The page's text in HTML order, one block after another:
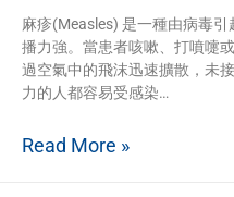
麻疹(Measles) 是一種由病毒
播力強。當患者咳嗽、打噴嚏
過空氣中的飛沫迅速擴散，未
力的人都容易受感染…
Read More »